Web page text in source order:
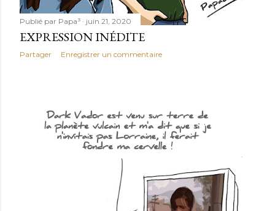
Publié par Papa³ juin 21, 2020
EXPRESSION INÉDITE
Partager Enregistrer un commentaire